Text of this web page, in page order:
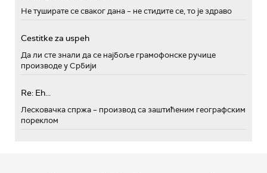
Не туширате се сваког дана – не стидите се, то је здраво
Cestitke za uspeh
Да ли сте знали да се најбоље грамофонске ручице
производе у Србији
Re: Eh...
Лесковачка спржа – производ са заштићеним географским
пореклом